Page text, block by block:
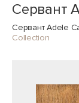
Сервант
Сервант Adele
Collection